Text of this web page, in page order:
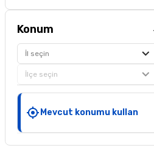
Konum
İl seçin
İlçe seçin
Mevcut konumu kullan